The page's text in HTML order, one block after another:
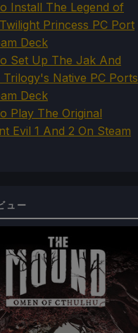
Install The Legend of
Princess PC Port
Deck
Set Up The Jak And
Trilogy's Native PC Ports
Deck
Play The Original
Evil 1 And 2 On Steam
ュー